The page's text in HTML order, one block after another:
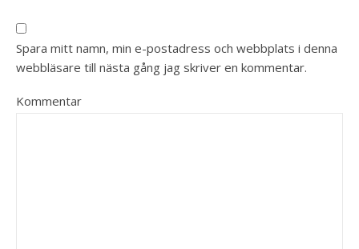
Spara mitt namn, min e-postadress och webbplats i denna
webbläsare till nästa gång jag skriver en kommentar.
Kommentar